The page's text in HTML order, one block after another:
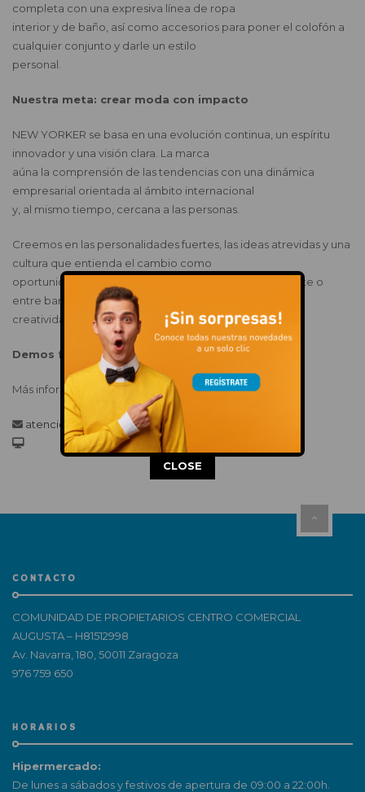
completa con una expresiva línea de ropa
interior y de baño, así como accesorios para poner el colofón a
cualquier conjunto y darle un estilo
personal.
Nuestra meta: crear moda con impacto
NEW YORKER se basa en una evolución continua, un espíritu
innovador y una visión clara. La marca
aúna la comprensión de las tendencias con una dinámica
empresarial orientada al ámbito internacional
y, al mismo tiempo, cercana a las personas.
Creemos en las personalidades fuertes, las ideas atrevidas y una
cultura que entienda el cambio como
oportunidad. Ya sea en el contacto directo con el cliente o
entre bambalinas, dejamos espacio a la
creatividad, el crecimiento y la inspiración.
Demos forma al futuro de la moda. Juntos.
Más información: newyorker.fashion
atencionalcliente@newyorker.de
CONTACTO
COMUNIDAD DE PROPIETARIOS CENTRO COMERCIAL
AUGUSTA – H81512998
Av. Navarra, 180, 50011 Zaragoza
976 759 650
HORARIOS
Hipermercado:
De lunes a sábados y festivos de apertura de 09:00 a 22:00h.
This popup will close in:
CLOSE